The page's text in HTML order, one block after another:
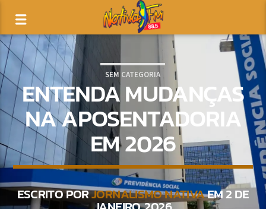
SEM CATEGORIA
ENTENDA MUDANÇAS
NA APOSENTADORIA
EM 2026
ESCRITO PORJORNALISMO NATIVAEM 2 DE